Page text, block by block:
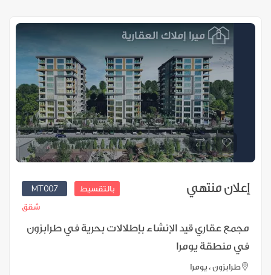
MT007 بالتقسيط إعلان منتهي
شقق
مجمع عقاري قيد الإنشاء بإطلالات بحرية في طرابزون
في منطقة يومرا
طرابزون ، يومرا